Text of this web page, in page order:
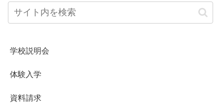
学校説明会
体験入学
資料請求